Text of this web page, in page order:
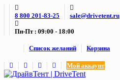
Skip
content
8 800 201-83-25 sale@drivetent.ru
Пн-Пт : 09:00 - 18:00
Список желаний Корзина
Мой аккаунт